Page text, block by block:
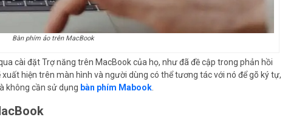
Bàn phím ảo trên MacBook
cài đặt Trợ năng trên MacBook của họ, như đã đề cập trong phản hồi
hiện trên màn hình và người dùng có thể tương tác với nó để gõ ký tự,
không cần sử dụng bàn phím Mabook